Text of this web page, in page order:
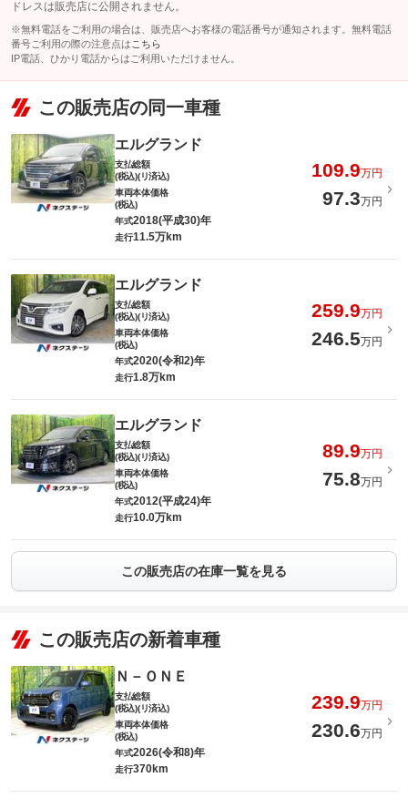
ドレスは販売店に公開されません。
※無料電話をご利用の場合は、販売店へお客様の電話番号が通知されます。無料電話
番号ご利用の際の注意点は こちら
IP電話、ひかり電話からはご利用いただけません。
この販売店の同一車種
エルグランド
支払総額
(税込)(リ済込)
109.9万円
車両本体価格
(税込)
97.3万円
年式2018(平成30)年
走行11.5万km
エルグランド
支払総額
(税込)(リ済込)
259.9万円
車両本体価格
(税込)
246.5万円
年式2020(令和2)年
走行1.8万km
エルグランド
支払総額
(税込)(リ済込)
89.9万円
車両本体価格
(税込)
75.8万円
年式2012(平成24)年
走行10.0万km
この販売店の在庫一覧を見る
この販売店の新着車種
Ｎ－ＯＮＥ
支払総額
(税込)(リ済込)
239.9万円
車両本体価格
(税込)
230.6万円
年式2026(令和8)年
走行370km